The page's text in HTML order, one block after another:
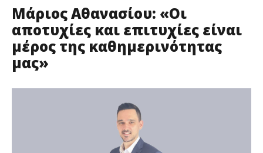
Μάριος Αθανασίου: «Οι
αποτυχίες και επιτυχίες είναι
μέρος της καθημερινότητας
μας»